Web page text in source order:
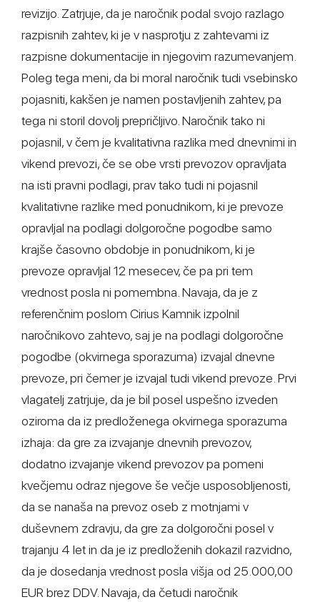
revizijo. Zatrjuje, da je naročnik podal svojo razlago
razpisnih zahtev, ki je v nasprotju z zahtevami iz
razpisne dokumentacije in njegovim razumevanjem.
Poleg tega meni, da bi moral naročnik tudi vsebinsko
pojasniti, kakšen je namen postavljenih zahtev, pa
tega ni storil dovolj prepričljivo. Naročnik tako ni
pojasnil, v čem je kvalitativna razlika med dnevnimi in
vikend prevozi, če se obe vrsti prevozov opravljata
na isti pravni podlagi, prav tako tudi ni pojasnil
kvalitativne razlike med ponudnikom, ki je prevoze
opravljal na podlagi dolgoročne pogodbe samo
krajše časovno obdobje in ponudnikom, ki je
prevoze opravljal 12 mesecev, če pa pri tem
vrednost posla ni pomembna. Navaja, da je z
referenčnim poslom Cirius Kamnik izpolnil
naročnikovo zahtevo, saj je na podlagi dolgoročne
pogodbe (okvirnega sporazuma) izvajal dnevne
prevoze, pri čemer je izvajal tudi vikend prevoze. Prvi
vlagatelj zatrjuje, da je bil posel uspešno izveden
oziroma da iz predloženega okvirnega sporazuma
izhaja: da gre za izvajanje dnevnih prevozov,
dodatno izvajanje vikend prevozov pa pomeni
kvečjemu odraz njegove še večje usposobljenosti,
da se nanaša na prevoz oseb z motnjami v
duševnem zdravju, da gre za dolgoročni posel v
trajanju 4 let in da je iz predloženih dokazil razvidno,
da je dosedanja vrednost posla višja od 25.000,00
EUR brez DDV. Navaja, da četudi naročnik